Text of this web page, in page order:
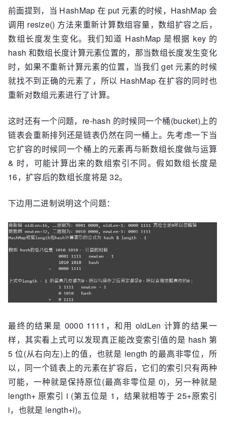
             p = e;
         }
     }
     if (e != null) { // existing mapping for
key
         V oldValue = e.value;
         if (!onlyIfAbsent || oldValue ==
null)
         afterNodeAccess(e);
         return oldValue;
     }
}
++modCount;
if (++size > threshold)
了，进行数组扩容
afterNodeInsertion(evict);
return null;
}
check first node
           ((k = first.key) == key || (key !=
null && key.equals(k))))
           return first;
       // 不是第一个元素
       if ((e = first.next) != null) {
           // 如果是红黑树， 则用红黑树的方法查询
           if (first instanceof TreeNode)
               return
key);
           // 不是红黑树， 遍历桶， 直到找到对应
的key， 返回
           do {
               // 1. 判断hash值是否相等； 2. 判
               if (e.hash == hash &&
                   ((k = e.key) == key ||
(key != null && key.equals(k))))
                   return e;
           } while ((e = e.next) != null);
   return null;
前面提到，当 HashMap 在 put 元素的时候，HashMap 会
调用 resize() 方法来重新计算数组容量，数组扩容之后，
数组长度发生变化。我们知道 HashMap 是根据 key 的
hash 和数组长度计算元素位置的，那当数组长度发生变化
时，如果不重新计算元素的位置，当我们 get 元素的时候
就找不到正确的元素了，所以 HashMap 在扩容的同时也
重新对数组元素进行了计算。
这时还有一个问题，re-hash 的时候同一个桶(bucket)上的
链表会重新排列还是链表仍然在同一桶上。先考虑一下当
它扩容的时候同一个桶上的元素再与新数组长度做与运算
& 时，可能计算出来的数组索引不同。假如数组长度是
16，扩容后的数组长度将是 32。
下边用二进制说明这个问题：
最终的结果是 0000 1111，和用 oldLen 计算的结果一
样，其实看上式可以发现真正能改变索引值的是 hash 第
5 位(从右向左)上的值，也就是 length 的最高非零位，所
以，同一个链表上的元素在扩容后，它们的索引只有两种
可能，一种就是保持原位(最高非零位是 0)，另一种就是
length+ 原索引 i (第五位是 1，结果就相等于 25+原索引
i，也就是 length+i)。